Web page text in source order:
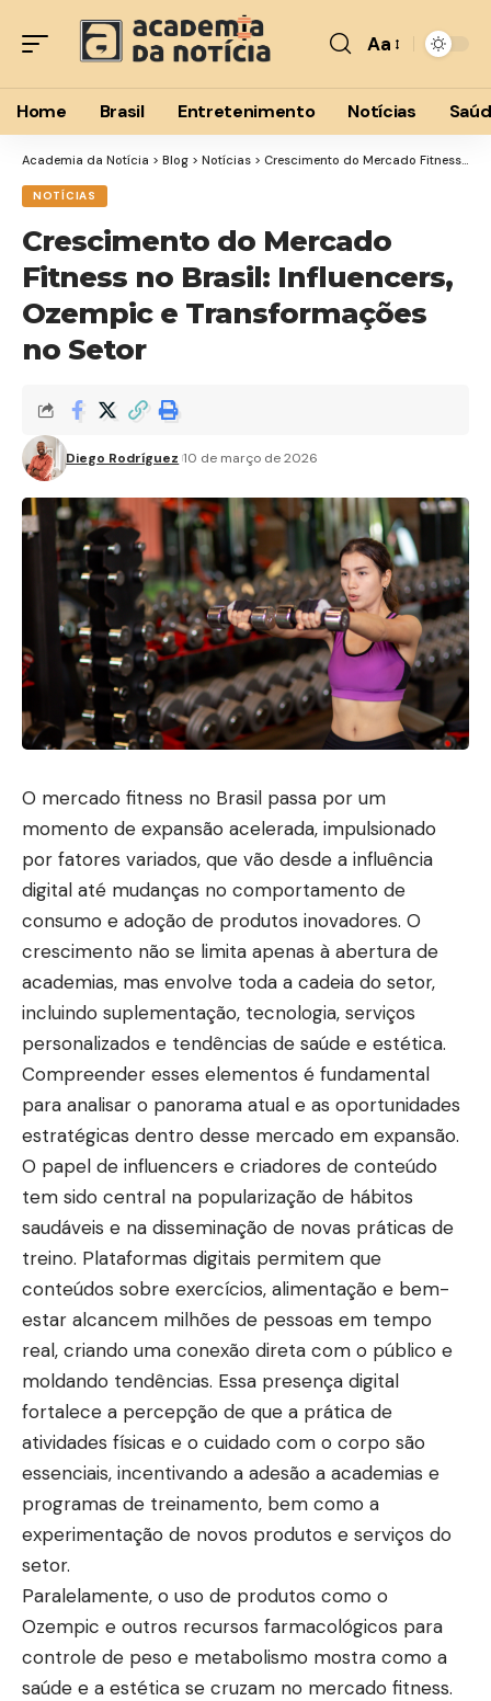
Font
Resizer
Aa
Home Brasil Entretenimento Notícias
Academia da Notícia > Blog > Notícias > Crescimento do Mercado Fitness no Brasil: Influencers, Ozempic e Transformações no Setor
NOTÍCIAS
Crescimento do Mercado
Fitness no Brasil: Influencers,
Ozempic e Transformações
no Setor
Diego Rodríguez 10 de março de 2026
O mercado fitness no Brasil passa por um
momento de expansão acelerada, impulsionado
por fatores variados, que vão desde a influência
digital até mudanças no comportamento de
consumo e adoção de produtos inovadores. O
crescimento não se limita apenas à abertura de
academias, mas envolve toda a cadeia do setor,
incluindo suplementação, tecnologia, serviços
personalizados e tendências de saúde e estética.
Compreender esses elementos é fundamental
para analisar o panorama atual e as oportunidades
estratégicas dentro desse mercado em expansão.
O papel de influencers e criadores de conteúdo
tem sido central na popularização de hábitos
saudáveis e na disseminação de novas práticas de
treino. Plataformas digitais permitem que
conteúdos sobre exercícios, alimentação e bem-
estar alcancem milhões de pessoas em tempo
real, criando uma conexão direta com o público e
moldando tendências. Essa presença digital
fortalece a percepção de que a prática de
atividades físicas e o cuidado com o corpo são
essenciais, incentivando a adesão a academias e
programas de treinamento, bem como a
experimentação de novos produtos e serviços do
setor.
Paralelamente, o uso de produtos como o
Ozempic e outros recursos farmacológicos para
controle de peso e metabolismo mostra como a
saúde e a estética se cruzam no mercado fitness.